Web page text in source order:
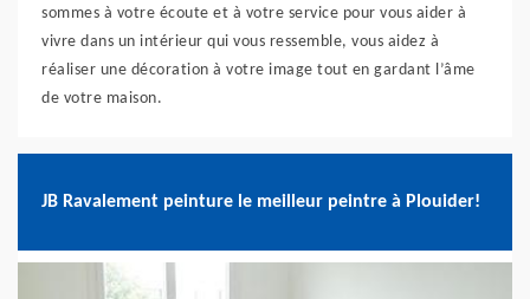
sommes à votre écoute et à votre service pour vous aider à
vivre dans un intérieur qui vous ressemble, vous aidez à
réaliser une décoration à votre image tout en gardant l’âme
de votre maison.
JB Ravalement peinture le meilleur peintre à Plouider!